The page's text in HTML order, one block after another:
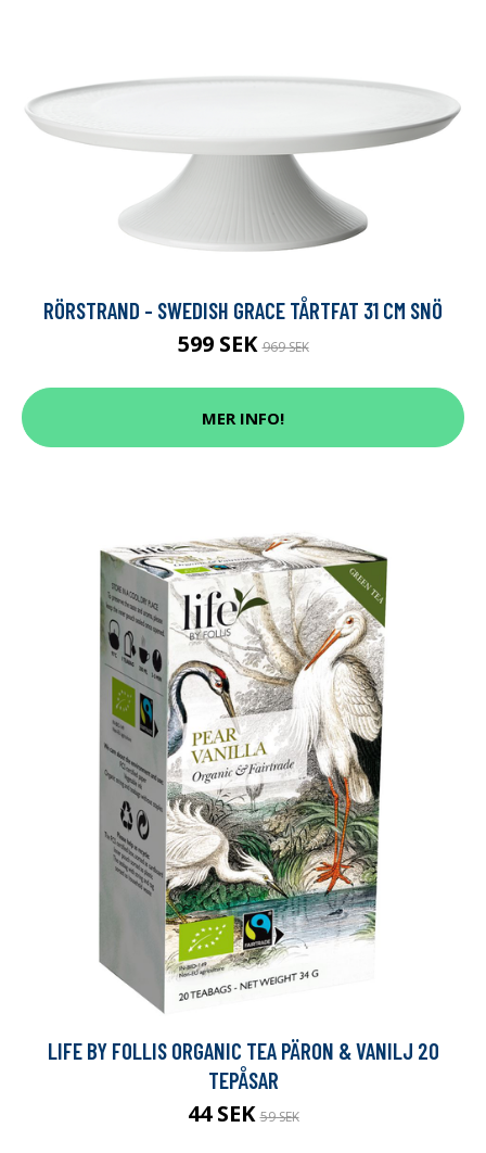
RÖRSTRAND - SWEDISH GRACE TÅRTFAT 31 CM SNÖ
599 SEK969 SEK
MER INFO!
LIFE BY FOLLIS ORGANIC TEA PÄRON & VANILJ 20
TEPÅSAR
44 SEK59 SEK